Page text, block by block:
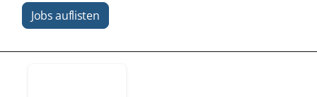
Jobs auflisten